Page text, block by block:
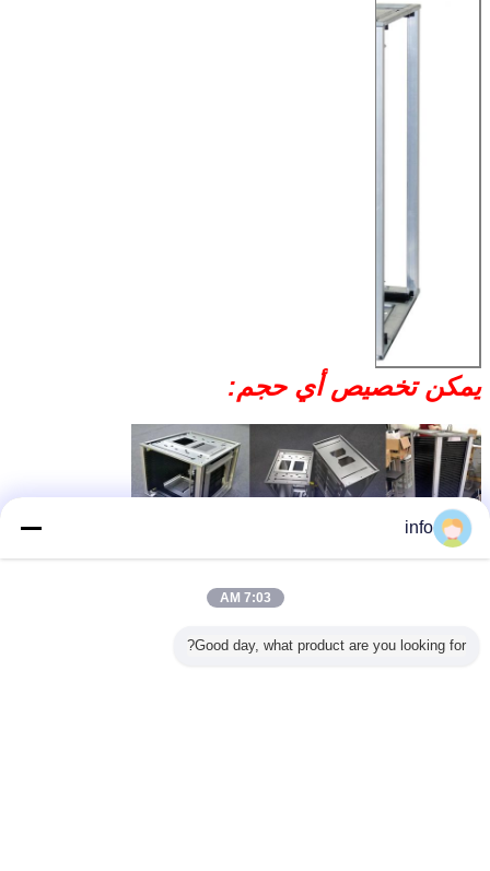
يمكن تخصيص أي حجم:
info
7:03 AM
Good day, what product are you looking for?